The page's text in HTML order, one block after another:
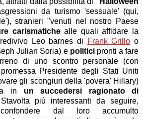
da turismo 'sessuale' (qui,
stranieri "venuti nel nostro Paese
carismatichealle quali affidare la
Leo barnes di
Frank Grillo o
Julian Soria) e politicipronti a fare
di uno scontro personale (con
Presidente degli Stati Uniti
gli scongiuri della 'povera' Hillary)
in un succedersi ragionato di
più interessanti da seguire,
dal loro accumulto